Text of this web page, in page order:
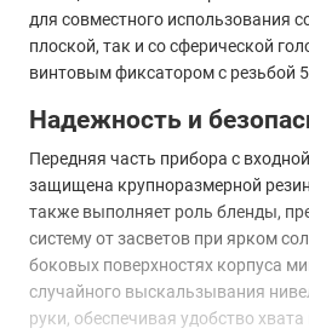
для совместного использования
плоской, так и со сферической
винтовым фиксатором с резьбой
Надежность и
Передняя часть прибора с
защищена крупноразмерной
также выполняет роль бленды,
систему от засветов при ярком
боковых поверхностях корпуса
случайного выскальзывания
руки, обеспечивая удобство